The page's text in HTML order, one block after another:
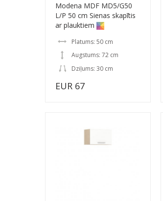
Modena MDF MD5/G50
L/P 50 cm Sienas skapītis
ar plauktiem
Platums: 50 cm
Augstums: 72 cm
Dziļums: 30 cm
EUR 67